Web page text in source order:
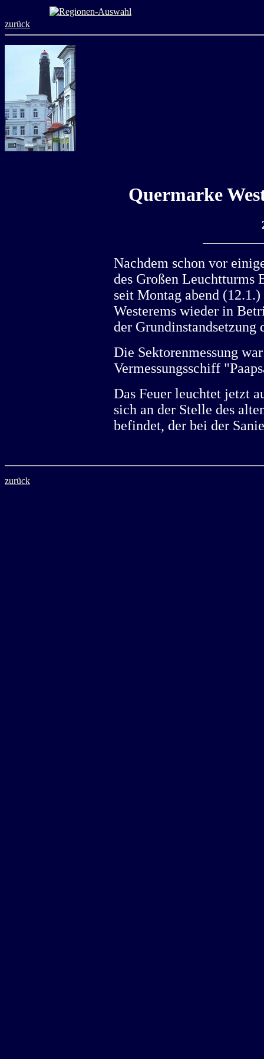
zurück
Quermarke
Nachdem schon vor
des Großen Leuchtturms
seit Montag abend
Westerems wieder in
der Grundinstandsetzung
Die Sektorenmessung
Vermessungsschiff
Das Feuer leuchtet jetzt
sich an der Stelle des
befindet, der bei der
zurück